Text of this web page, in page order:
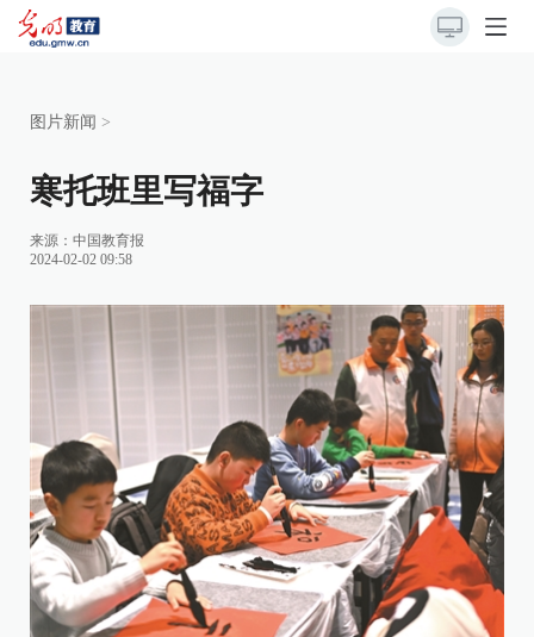
图片新闻 >
寒托班里写福字
来源： 中国教育报
2024-02-02 09:58